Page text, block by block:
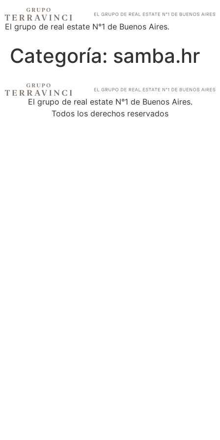
El grupo de real estate N°1 de Buenos Aires.
Categoría: samba.hr
El grupo de real estate N°1 de Buenos Aires.
Todos los derechos reservados